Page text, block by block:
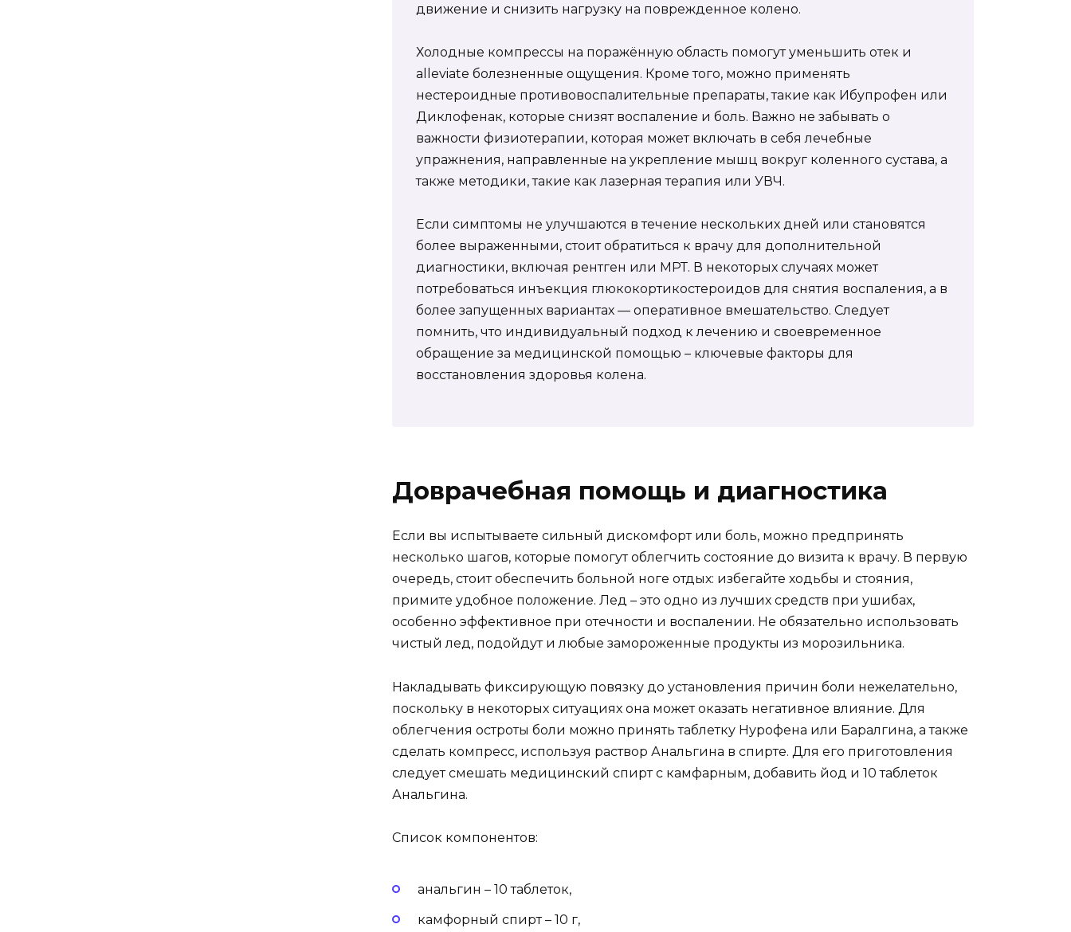
движение и снизить нагрузку на поврежденное колено.
Холодные компрессы на поражённую область помогут уменьшить отек и
alleviate болезненные ощущения. Кроме того, можно применять
нестероидные противовоспалительные препараты, такие как Ибупрофен или
Диклофенак, которые снизят воспаление и боль. Важно не забывать о
важности физиотерапии, которая может включать в себя лечебные
упражнения, направленные на укрепление мышц вокруг коленного сустава, а
также методики, такие как лазерная терапия или УВЧ.
Если симптомы не улучшаются в течение нескольких дней или становятся
более выраженными, стоит обратиться к врачу для дополнительной
диагностики, включая рентген или МРТ. В некоторых случаях может
потребоваться инъекция глюкокортикостероидов для снятия воспаления, а в
более запущенных вариантах — оперативное вмешательство. Следует
помнить, что индивидуальный подход к лечению и своевременное
обращение за медицинской помощью – ключевые факторы для
восстановления здоровья колена.
Доврачебная помощь и диагностика
Если вы испытываете сильный дискомфорт или боль, можно предпринять
несколько шагов, которые помогут облегчить состояние до визита к врачу. В первую
очередь, стоит обеспечить больной ноге отдых: избегайте ходьбы и стояния,
примите удобное положение. Лед – это одно из лучших средств при ушибах,
особенно эффективное при отечности и воспалении. Не обязательно использовать
чистый лед, подойдут и любые замороженные продукты из морозильника.
Накладывать фиксирующую повязку до установления причин боли нежелательно,
поскольку в некоторых ситуациях она может оказать негативное влияние. Для
облегчения остроты боли можно принять таблетку Нурофена или Баралгина, а также
сделать компресс, используя раствор Анальгина в спирте. Для его приготовления
следует смешать медицинский спирт с камфарным, добавить йод и 10 таблеток
Анальгина.
Список компонентов:
анальгин – 10 таблеток,
камфорный спирт – 10 г,